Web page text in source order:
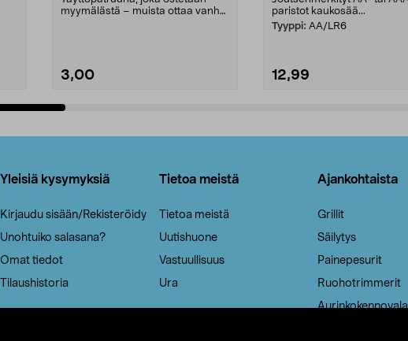
myymälästä – muista ottaa vanha
3,00
paristot kaukosää...
Tyyppi: AA/LR6
12,99
Yleisiä kysymyksiä
Kirjaudu sisään/Rekisteröidy
Unohtuiko salasana?
Omat tiedot
Tilaushistoria
Tietoa meistä
Tietoa meistä
Uutishuone
Vastuullisuus
Ura
Ajankohtaista
Grillit
Säilytys
Painepesurit
Ruohotrimmerit